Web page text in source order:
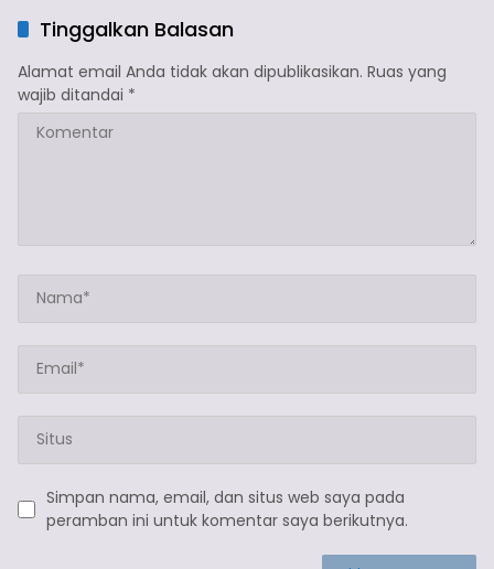
Tinggalkan Balasan
Alamat email Anda tidak akan dipublikasikan. Ruas yang
wajib ditandai *
Simpan nama, email, dan situs web saya pada
peramban ini untuk komentar saya berikutnya.